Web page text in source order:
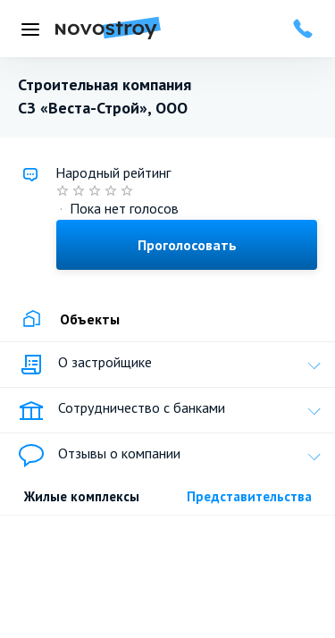
Меню
Строительная компания
СЗ «Веста-Строй», ООО
Народный рейтинг
· Пока нет голосов
Проголосовать
Объекты
О застройщике
Сотрудничество с банками
Отзывы о компании
Жилые комплексы Представительства